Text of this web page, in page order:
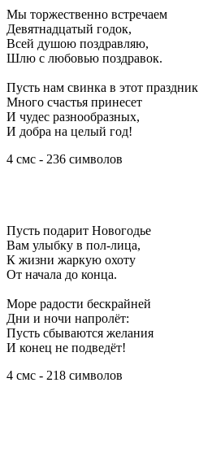
Мы торжественно встречаем
Девятнадцатый годок,
Всей душою поздравляю,
Шлю с любовью поздравок.
Пусть нам свинка в этот праздник
Много счастья принесет
И чудес разнообразных,
И добра на целый год!
4 смс - 236 символов
Пусть подарит Новогодье
Вам улыбку в пол-лица,
К жизни жаркую охоту
От начала до конца.
Море радости бескрайней
Дни и ночи напролёт:
Пусть сбываются желания
И конец не подведёт!
4 смс - 218 символов